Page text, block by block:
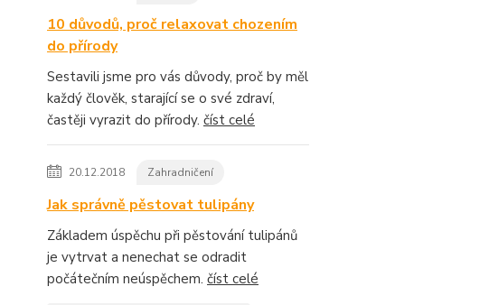
10 důvodů, proč relaxovat chozením
do přírody
Sestavili jsme pro vás důvody, proč by měl
každý člověk, starající se o své zdraví,
častěji vyrazit do přírody. číst celé
20.12.2018 Zahradničení
Jak správně pěstovat tulipány
Základem úspěchu při pěstování tulipánů
je vytrvat a nenechat se odradit
počátečním neúspěchem. číst celé